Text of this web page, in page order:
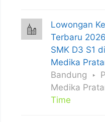
Lowongan
Terbaru
SMK D3 S1
Medika
Bandung
Medika
Time